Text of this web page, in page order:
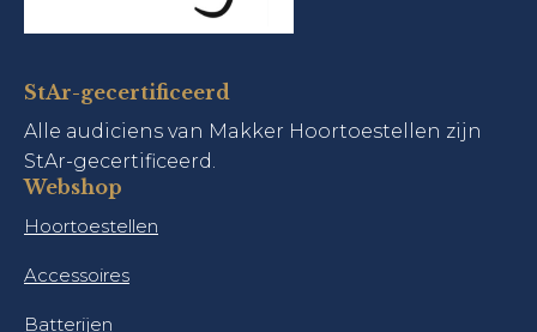
StAr-gecertificeerd
Alle audiciens van Makker Hoortoestellen zijn
StAr-gecertificeerd.
Webshop
Hoortoestellen
Accessoires
Batterijen